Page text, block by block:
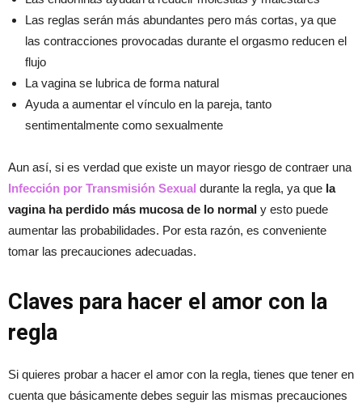
Las reglas serán más abundantes pero más cortas, ya que
las contracciones provocadas durante el orgasmo reducen el
flujo
La vagina se lubrica de forma natural
Ayuda a aumentar el vínculo en la pareja, tanto
sentimentalmente como sexualmente
Aun así, si es verdad que existe un mayor riesgo de contraer una
Infección por Transmisión Sexual durante la regla, ya que la
vagina ha perdido más mucosa de lo normal y esto puede
aumentar las probabilidades. Por esta razón, es conveniente
tomar las precauciones adecuadas.
Claves para hacer el amor con la
regla
Si quieres probar a hacer el amor con la regla, tienes que tener en
cuenta que básicamente debes seguir las mismas precauciones